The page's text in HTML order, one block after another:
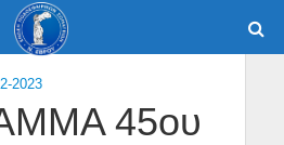
2023
45ου